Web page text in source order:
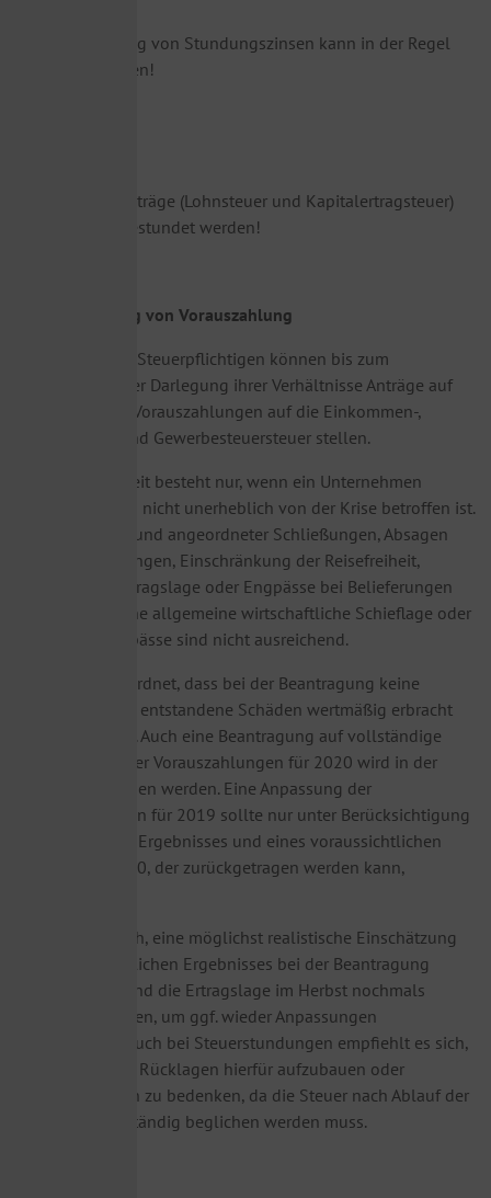
Auf die Erhebung von Stundungszinsen kann in der Regel
verzichtet werden!
Steuerabzugsbeträge (Lohnsteuer und Kapitalertragsteuer)
können nicht gestundet werden!
b) Herabsetzung von Vorauszahlung
Die betroffenen Steuerpflichtigen können bis zum
31.12.2020 unter Darlegung ihrer Verhältnisse Anträge auf
Anpassung der Vorauszahlungen auf die Einkommen-,
Körperschaft- und Gewerbesteuersteuer stellen.
Diese Möglichkeit besteht nur, wenn ein Unternehmen
unmittelbar und nicht unerheblich von der Krise betroffen ist.
Dies kann aufgrund angeordneter Schließungen, Absagen
von Veranstaltungen, Einschränkung der Reisefreiheit,
Wegfall der Auftragslage oder Engpässe bei Belieferungen
der Fall sein. Eine allgemeine wirtschaftliche Schieflage oder
finanzielle Engpässe sind nicht ausreichend.
Es wurde angeordnet, dass bei der Beantragung keine
Nachweise über entstandene Schäden wertmäßig erbracht
werden müssen. Auch eine Beantragung auf vollständige
Herabsetzung der Vorauszahlungen für 2020 wird in der
Regel entsprochen werden. Eine Anpassung der
Vorauszahlungen für 2019 sollte nur unter Berücksichtigung
des vorläufigen Ergebnisses und eines voraussichtlichen
Verlustes in 2020, der zurückgetragen werden kann,
Es empfiehlt sich, eine möglichst realistische Einschätzung
des voraussichtlichen Ergebnisses bei der Beantragung
vorzunehmen und die Ertragslage im Herbst nochmals
genauer zu prüfen, um ggf. wieder Anpassungen
vorzunehmen. Auch bei Steuerstundungen empfiehlt es sich,
soweit möglich, Rücklagen hierfür aufzubauen oder
Ratenzahlungen zu bedenken, da die Steuer nach Ablauf der
Stundung vollständig beglichen werden muss.